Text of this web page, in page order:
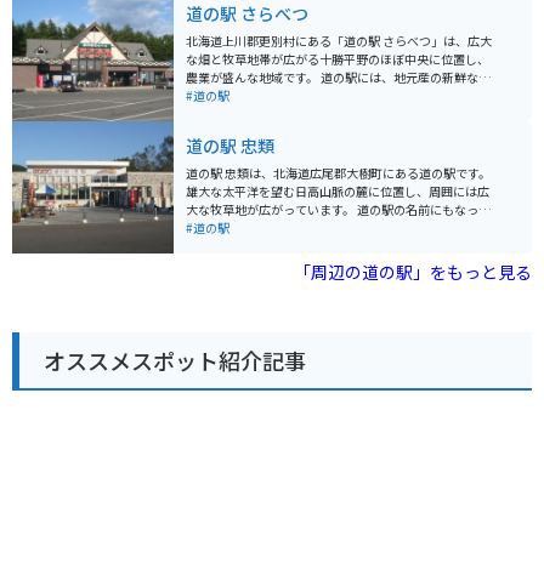
も優しい施設としても知られています。 広々とした駐車
場や、休憩スペースが充実しており、長距離ツーリング
の休憩場所としても最適です。 周辺には、雄大な自然が
広がっており、ツーリングコースとしてもおすすめで
す。 特に、日高山脈を望む絶景ロード「日高ハイランド
に位置しており、ツーリングの拠点としても最適です。
道の駅 さらべつ
北海道上川郡更別村にある「道の駅 さらべつ」は、広大
な畑と牧草地帯が広がる十勝平野のほぼ中央に位置し、
農業が盛んな地域です。 道の駅には、地元産の新鮮な農
産物が豊富に揃う農産物直売所や、更別産の小麦や牛乳
んに使った料理を楽しむことができます。 おすすめは、
更別産蕎麦粉を使った手打ちそばや、地元産豚肉を使っ
た豚丼です。 バイクで訪れる際は、広大な景色を眺めな
がらのツーリングを楽しむことができます。 道の駅に
は、バイクスタンドも設置されているので、休憩場所と
道がたくさんあります。
#道の駅
道の駅 忠類
道の駅 忠類は、北海道広尾郡大樹町にある道の駅です。
雄大な太平洋を望む日高山脈の麓に位置し、周囲には広
大な牧草地が広がっています。 道の駅の名前にもなって
いる「忠類」は、アイヌ語で「チュウルイ」が転訛した
通り、道の駅の背後には切り立った崖がそびえ立ち、周
辺の自然と調和した雄大な景観を作り出しています。 道
料館もあり、観光客だけでなく、地元の人々にとっても
憩いの場となっています。 バイクで訪れる際は、駐車場
も広く休憩しやすい環境です。特に、太平洋を望む絶景
#道の駅
「周辺の道の駅」をもっと見る
オススメスポット紹介記事